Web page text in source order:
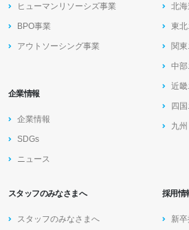
ヒューマンリソーシズ事業
BPO事業
アウトソーシング事業
企業情報
企業情報
SDGs
ニュース
北海
東北
関東
中部
近畿
四
九
スタッフのみなさまへ
スタッフのみなさまへ
採用情
新